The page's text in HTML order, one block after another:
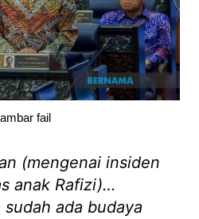
fail
(mengenai insiden
anak Rafizi)…
ada budaya